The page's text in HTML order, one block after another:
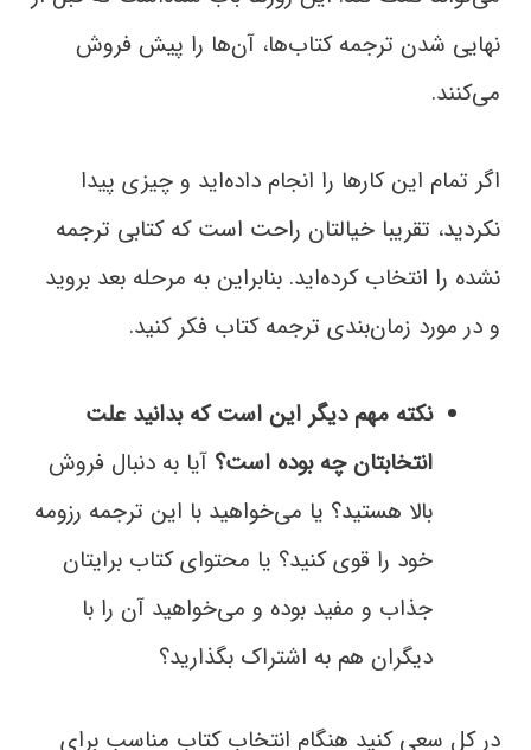
نهایی شدن ترجمه کتاب‌ها، آن‌ها را پیش فروش
می‌کنند.
اگر تمام این کارها را انجام داده‌اید و چیزی پیدا
نکردید، تقریبا خیالتان راحت است که کتابی ترجمه
نشده را انتخاب کرده‌اید. بنابراین به مرحله بعد بروید
و در مورد زمان‌بندی ترجمه کتاب فکر کنید.
نکته مهم دیگر این است که بدانید علت
انتخابتان چه بوده است؟ آیا به دنبال فروش
بالا هستید؟ یا می‌خواهید با این ترجمه رزومه
خود را قوی کنید؟ یا محتوای کتاب برایتان
جذاب و مفید بوده و می‌خواهید آن را با
دیگران هم به اشتراک بگذارید؟
در کل سعی کنید هنگام انتخاب کتاب مناسب برای